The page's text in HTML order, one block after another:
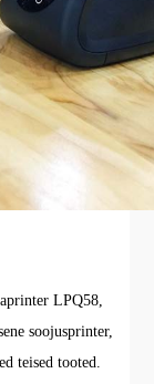
LPQ58,
soojusprinter,
teised tooted.